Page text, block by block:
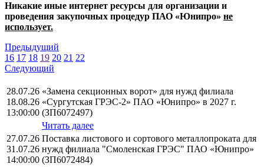
Никакие иные интернет ресурсы для организации и
проведения закупочных процедур ПАО «Юнипро» не
использует.
Предыдущий
16 17 18 19 20 21 22
Следующий
28.07.26
18.08.26
13:00:00
«Замена секционных ворот» для нужд филиала
«Сургутская ГРЭС-2» ПАО «Юнипро» в 2027 г.
(ЗП6072497)
Читать далее
27.07.26
31.07.26
14:00:00
Поставка листового и сортового металлопроката для
нужд филиала "Смоленская ГРЭС" ПАО «Юнипро»
(ЗП6072484)